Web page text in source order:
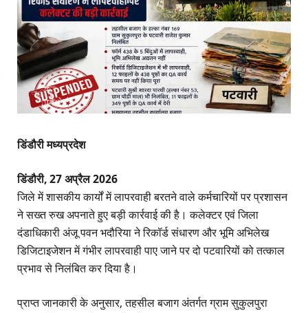
डिंडौरी मध्यप्रदेश
डिंडौरी, 27 अप्रैल 2026
जिले में शासकीय कार्यों में लापरवाही बरतने वाले कर्मचारियों पर प्रशासन
ने सख्त रुख अपनाते हुए बड़ी कार्रवाई की है। कलेक्टर एवं जिला
दंडाधिकारी अंजू पवन भदौरिया ने रिकॉर्ड संधारण और भूमि अभिलेख
डिजिटाइजेशन में गंभीर लापरवाही पाए जाने पर दो पटवारियों को तत्काल
प्रभाव से निलंबित कर दिया है।
प्राप्त जानकारी के अनुसार, तहसील बजाग अंतर्गत ग्राम सुकुलपुरा